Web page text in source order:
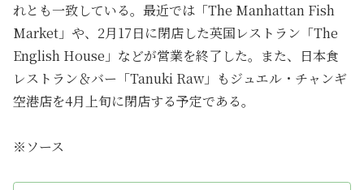
れとも一致している。最近では「The Manhattan Fish
Market」や、2月17日に閉店した英国レストラン「The
English House」などが営業を終了した。また、日本食
レストラン＆バー「Tanuki Raw」もジュエル・チャンギ
空港店を4月上旬に閉店する予定である。
※ソース